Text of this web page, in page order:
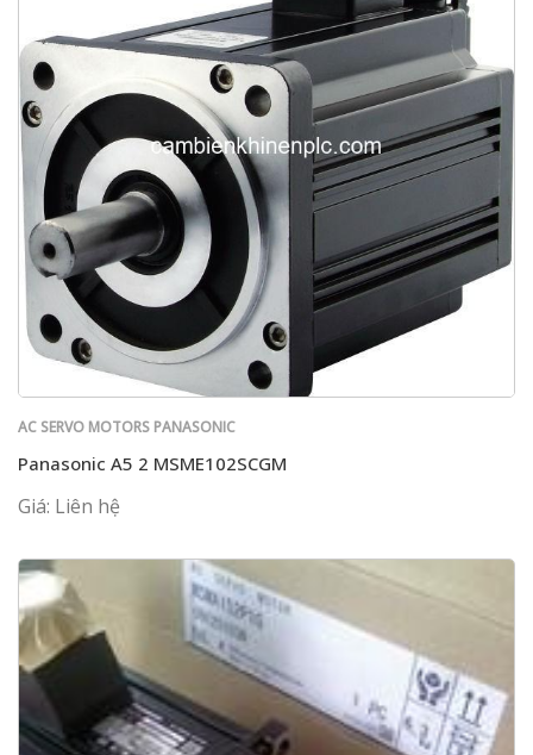
AC SERVO MOTORS PANASONIC
Panasonic A5 2 MSME102SCGM
Giá: Liên hệ